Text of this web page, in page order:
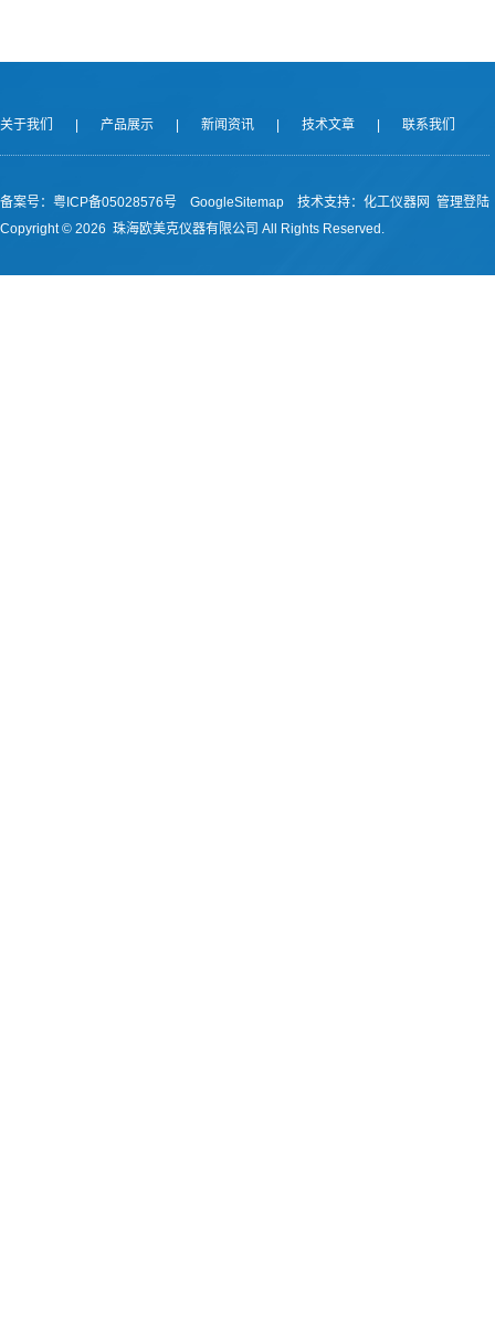
关于我们 产品展示 新闻资讯 技术文章 联系我们
备案号： 粤ICP备05028576号 GoogleSitemap 技术支持： 化工仪器网 管理登陆
Copyright © 2026 珠海欧美克仪器有限公司 All Rights Reserved.